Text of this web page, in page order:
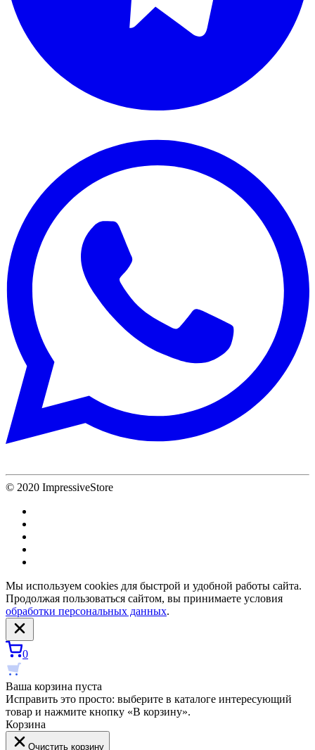
© 2020 ImpressiveStore
Мы используем cookies для быстрой и удобной работы сайта.
Продолжая пользоваться сайтом, вы принимаете условия
обработки персональных данных.
0
Ваша корзина пуста
Исправить это просто: выберите в каталоге интересующий
товар и нажмите кнопку «В корзину».
Корзина
Очистить корзину